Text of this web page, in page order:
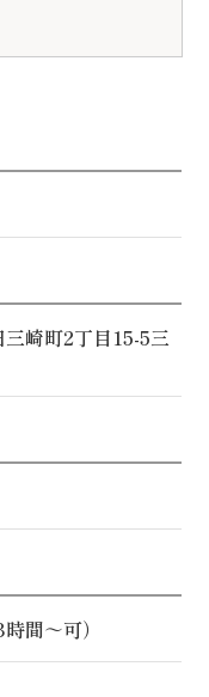
崎町2丁目15-5三
間～可）